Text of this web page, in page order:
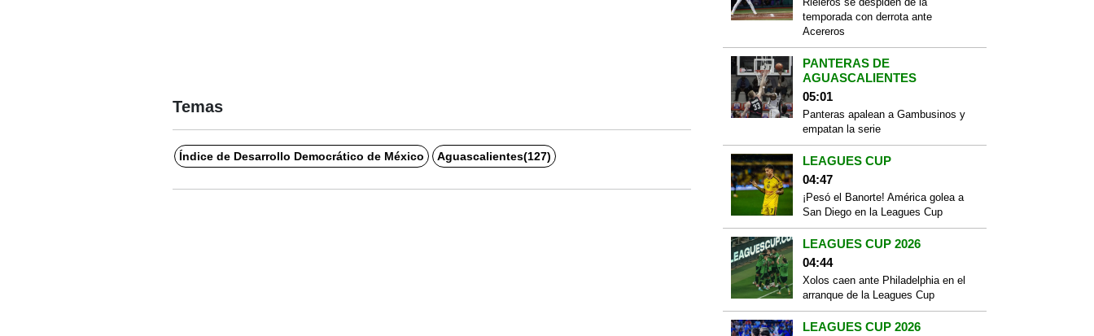
Temas
Índice de Desarrollo Democrático de México Aguascalientes(127)
temporada con derrota ante
Acereros
PANTERAS DE
AGUASCALIENTES
05:01
Panteras apalean a Gambusinos y
empatan la serie
LEAGUES CUP
04:47
¡Pesó el Banorte! América golea a
San Diego en la Leagues Cup
LEAGUES CUP 2026
04:44
Xolos caen ante Philadelphia en el
arranque de la Leagues Cup
LEAGUES CUP 2026